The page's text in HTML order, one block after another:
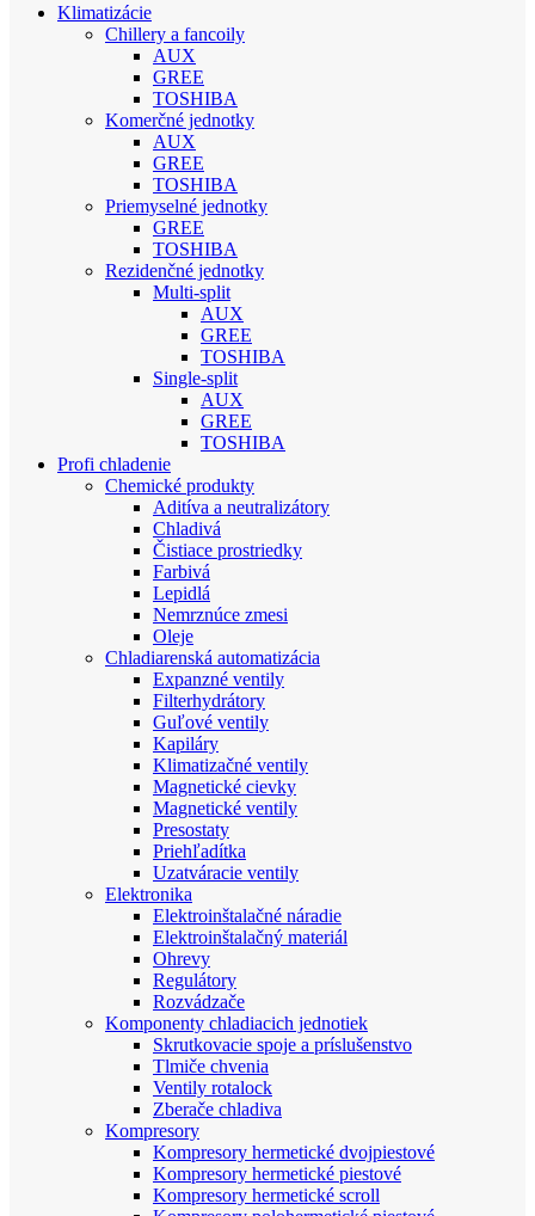
Klimatizácie
Chillery a fancoily
AUX
GREE
TOSHIBA
Komerčné jednotky
AUX
GREE
TOSHIBA
Priemyselné jednotky
GREE
TOSHIBA
Rezidenčné jednotky
Multi-split
AUX
GREE
TOSHIBA
Single-split
AUX
GREE
TOSHIBA
Profi chladenie
Chemické produkty
Aditíva a neutralizátory
Chladivá
Čistiace prostriedky
Farbivá
Lepidlá
Nemrznúce zmesi
Oleje
Chladiarenská automatizácia
Expanzné ventily
Filterhydrátory
Guľové ventily
Kapiláry
Klimatizačné ventily
Magnetické cievky
Magnetické ventily
Presostaty
Priehľadítka
Uzatváracie ventily
Elektronika
Elektroinštalačné náradie
Elektroinštalačný materiál
Ohrevy
Regulátory
Rozvádzače
Komponenty chladiacich jednotiek
Skrutkovacie spoje a príslušenstvo
Tlmiče chvenia
Ventily rotalock
Zberače chladiva
Kompresory
Kompresory hermetické dvojpiestové
Kompresory hermetické piestové
Kompresory hermetické scroll